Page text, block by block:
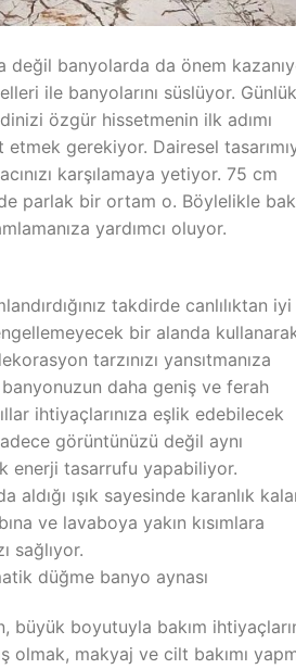
değil banyolarda da önem
ile banyolarını süslüyor. Günlük
özgür hissetmenin ilk adımı
gerekiyor. Dairesel
karşılamaya yetiyor. 75 cm
parlak bir ortam o. Böylelikle
yardımcı oluyor.
takdirde canlılıktan
bir alanda
tarzınızı yansıtmanıza
daha geniş ve ferah
ihtiyaçlarınıza eşlik edebilecek
görüntünüzü değil aynı
enerji tasarrufu yapabiliyor.
aldığı ışık sayesinde karanlık
ve lavaboya yakın kısımlara
sağlıyor.
düğme banyo aynası
boyutuyla bakım
olmak, makyaj ve cilt bakımı